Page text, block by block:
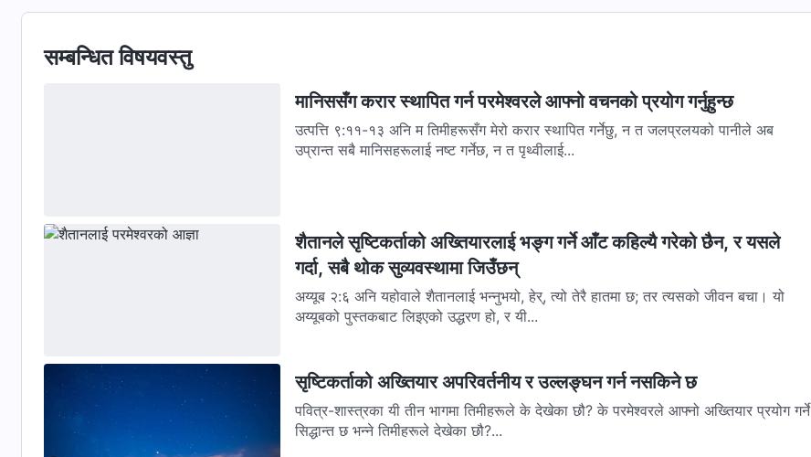
सम्बन्धित विषयवस्तु
मानिससँग करार स्थापित गर्न परमेश्‍वरले आफ्‍नो वचनको प्रयोग गर्नुहुन्छ
उत्पत्ति ९:११-१३ अनि म तिमीहरूसँग मेरो करार स्थापित गर्नेछु, न त जलप्रलयको पानीले अब
उप्रान्त सबै मानिसहरूलाई नष्ट गर्नेछ, न त पृथ्वीलाई...
शैतानले सृष्टिकर्ताको अख्‍तियारलाई भङ्ग गर्ने आँट कहिल्यै गरेको छैन, र यसले
गर्दा, सबै थोक सुव्यवस्थामा जिउँछन्
अय्यूब २:६ अनि यहोवाले शैतानलाई भन्नुभयो, हेर्, त्यो तेरै हातमा छ; तर त्यसको जीवन बचा। यो
अय्यूबको पुस्तकबाट लिइएको उद्धरण हो, र यी...
सृष्टिकर्ताको अख्‍तियार अपरिवर्तनीय र उल्‍लङ्घन गर्न नसकिने छ
पवित्र-शास्‍त्रका यी तीन भागमा तिमीहरूले के देखेका छौ? के परमेश्‍वरले आफ्‍नो अख्‍तियार प्रयोग गर्ने
सिद्धान्त छ भन्‍ने तिमीहरूले देखेका छौ?...